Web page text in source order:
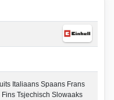
Italiaans Spaans Frans
Tsjechisch Slowaaks